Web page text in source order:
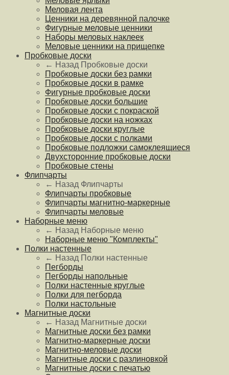
Меловая лента
Ценники на деревянной палочке
Фигурные меловые ценники
Наборы меловых наклеек
Меловые ценники на прищепке
Пробковые доски
← Назад Пробковые доски
Пробковые доски без рамки
Пробковые доски в рамке
Фигурные пробковые доски
Пробковые доски большие
Пробковые доски с покраской
Пробковые доски на ножках
Пробковые доски круглые
Пробковые доски с полками
Пробковые подложки самоклеящиеся
Двухсторонние пробковые доски
Пробковые стены
Флипчарты
← Назад Флипчарты
Флипчарты пробковые
Флипчарты магнитно-маркерные
Флипчарты меловые
Наборные меню
← Назад Наборные меню
Наборные меню "Комплекты"
Полки настенные
← Назад Полки настенные
Пегборды
Пегборды напольные
Полки настенные круглые
Полки для пегборда
Полки настольные
Магнитные доски
← Назад Магнитные доски
Магнитные доски без рамки
Магнитно-маркерные доски
Магнитно-меловые доски
Магнитные доски с разлиновкой
Магнитные доски с печатью